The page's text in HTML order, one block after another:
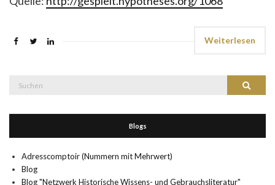
Weiterlesen
Suchen
Blogs
Adresscomptoir (Nummern mit Mehrwert)
Blog
Blog "Netzwerk Historische Wissens- und Gebrauchsliteratur"